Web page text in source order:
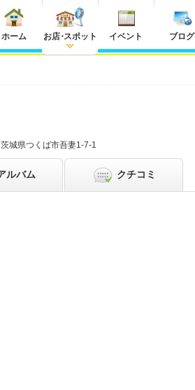
ホーム お店・スポット イベント ブログ
茨城県つくば市吾妻1-7-1
ルバム クチコミ